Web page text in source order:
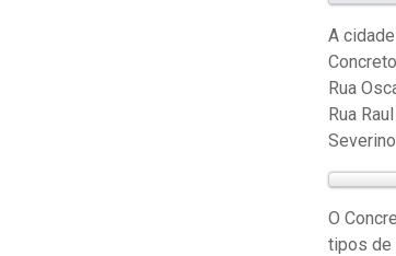
A
Rua
Rua
O
tipos de